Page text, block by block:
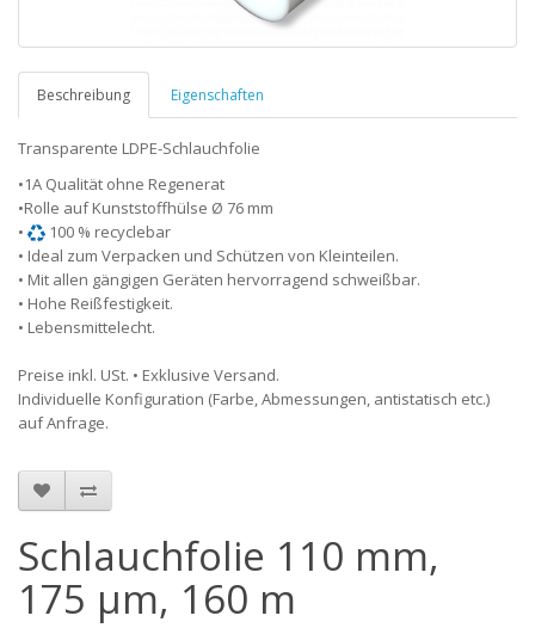
Beschreibung Eigenschaften
Transparente LDPE-Schlauchfolie
•1A Qualität ohne Regenerat
•Rolle auf Kunststoffhülse Ø 76 mm
•
100 % recyclebar
• Ideal zum Verpacken und Schützen von Kleinteilen.
• Mit allen gängigen Geräten hervorragend schweißbar.
• Hohe Reißfestigkeit.
• Lebensmittelecht.
Preise inkl. USt. • Exklusive Versand.
Individuelle Konfiguration (Farbe, Abmessungen, antistatisch etc.)
auf Anfrage.
Schlauchfolie 110 mm,
175 µm, 160 m